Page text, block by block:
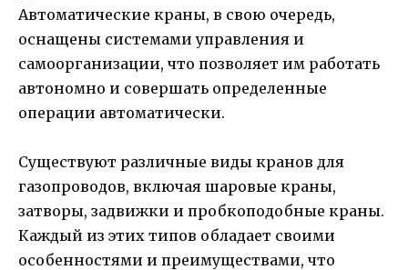
Автоматические краны, в свою очередь,
оснащены системами управления и
самоорганизации, что позволяет им работать
автономно и совершать определенные
операции автоматически.
Существуют различные виды кранов для
газопроводов, включая шаровые краны,
затворы, задвижки и пробкоподобные краны.
Каждый из этих типов обладает своими
особенностями и преимуществами, что